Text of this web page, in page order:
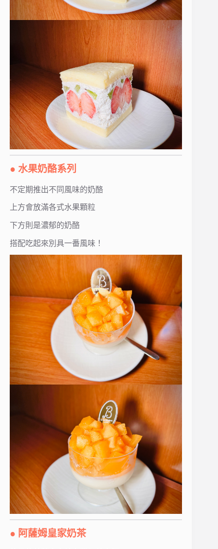
● 水果奶酪系列
不定期推出不同風味的奶酪
上方會放滿各式水果顆粒
下方則是濃郁的奶酪
搭配吃起來別具一番風味！
● 阿薩姆皇家奶茶